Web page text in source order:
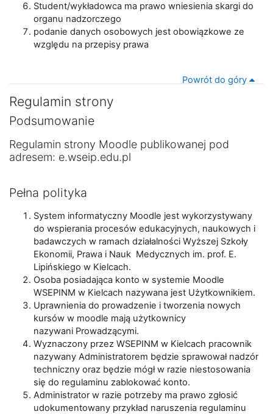
Student/wykładowca ma prawo wniesienia skargi do
organu nadzorczego
podanie danych osobowych jest obowiązkowe ze
względu na przepisy prawa
Powrót do góry
Regulamin strony
Podsumowanie
Regulamin strony Moodle publikowanej pod
adresem: e.wseip.edu.pl
Pełna polityka
System informatyczny Moodle jest wykorzystywany
do wspierania procesów edukacyjnych, naukowych i
badawczych w ramach działalności Wyższej Szkoły
Ekonomii, Prawa i Nauk Medycznych im. prof. E.
Lipińskiego w Kielcach.
Osoba posiadająca konto w systemie Moodle
WSEPINM w Kielcach nazywana jest Użytkownikiem.
Uprawnienia do prowadzenie i tworzenia nowych
kursów w moodle mają użytkownicy
nazywani Prowadzącymi.
Wyznaczony przez WSEPINM w Kielcach pracownik
nazywany Administratorem będzie sprawował nadzór
techniczny oraz będzie mógł w razie niestosowania
się do regulaminu zablokować konto.
Administrator w razie potrzeby ma prawo zgłosić
udokumentowany przykład naruszenia regulaminu